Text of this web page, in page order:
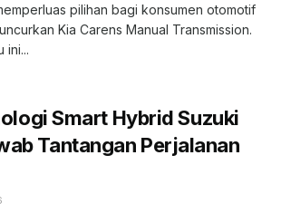
pilihan bagi konsumen otomotif
Kia Carens Manual Transmission.
ini...
Smart Hybrid Suzuki
Tantangan Perjalanan